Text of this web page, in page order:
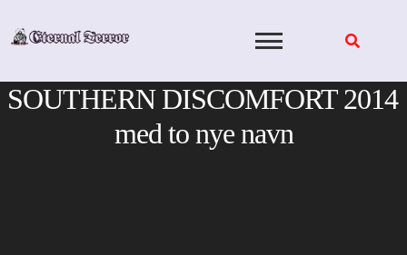
SOUTHERN DISCOMFORT 2014
med to nye navn